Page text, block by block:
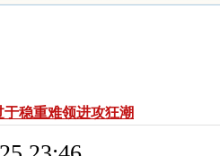
稳重难领进攻狂潮